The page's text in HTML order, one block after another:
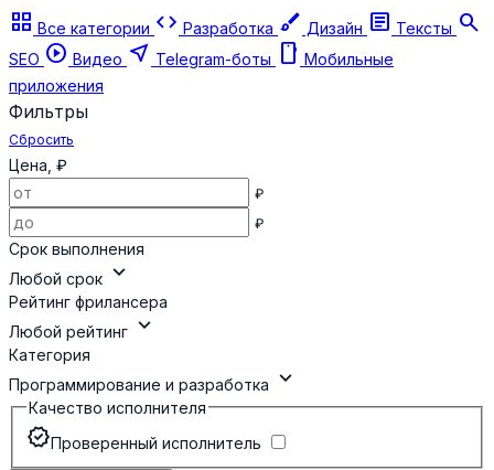
grid_view Все категории code Разработка brush Дизайн article Тексты search
SEO play_circle Видео near_me Telegram-боты smartphone Мобильные
приложения
Фильтры
Сбросить
Цена, ₽
₽
₽
Срок выполнения
Любой срок expand_more
Рейтинг фрилансера
Любой рейтинг expand_more
Категория
Программирование и разработка expand_more
Качество исполнителя
verifiedПроверенный исполнитель